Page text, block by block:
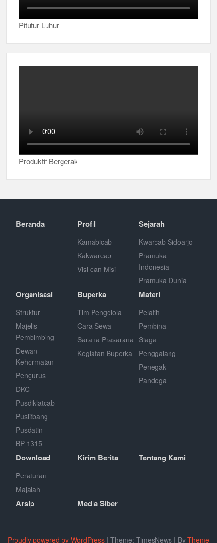
Pitutur Luhur
Produktif Bergerak
Beranda Profil
Kamabicab
Kakwarcab
Visi dan Misi
Sejarah
Kwarcab Sidoarjo
Pramuka
Indonesia
Pramuka Dunia
Organisasi
Struktur
Majelis
Pembimbing
Dewan
Kehormatan
Pengurus
DKC
Pusdiklatcab
Puslitbang
Pusdatin
BP 1315
Buperka
Tim Pengelola
Cara Sewa
Sarana Prasarana
Kegiatan Buperka
Materi
Pelatih
Pembina
Siaga
Penggalang
Penegak
Pandega
Download
Peraturan
Majalah
Kirim Berita Tentang Kami
Arsip Media Siber
Proudly powered by WordPress | Theme: TimesNews | By Theme